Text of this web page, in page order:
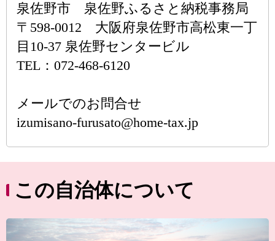
泉佐野市 泉佐野ふるさと納税事務局
〒598-0012 大阪府泉佐野市高松東一丁
目10-37 泉佐野センタービル
TEL：072-468-6120
メールでのお問合せ
izumisano-furusato@home-tax.jp
この自治体について